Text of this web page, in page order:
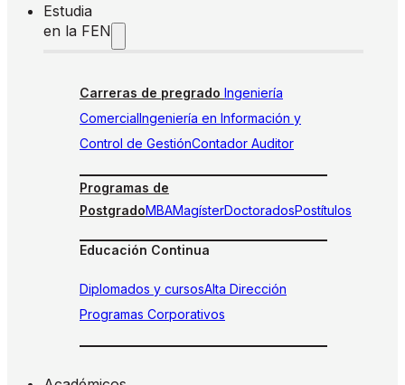
Estudia
en la FEN
Carreras de pregrado Ingeniería
ComercialIngeniería en Información y
Control de GestiónContador Auditor
Programas de
PostgradoMBAMagísterDoctoradosPostítulos
Educación Continua
Diplomados y cursosAlta Dirección
Programas Corporativos